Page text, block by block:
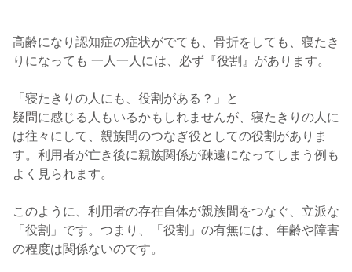
高齢になり認知症の症状がでても、骨折をしても、寝たき
りになっても 一人一人には、必ず『役割』があります。
「寝たきりの人にも、役割がある？」と
疑問に感じる人もいるかもしれませんが、寝たきりの人に
は往々にして、親族間のつなぎ役としての役割がありま
す。利用者が亡き後に親族関係が疎遠になってしまう例も
よく見られます。
このように、利用者の存在自体が親族間をつなぐ、立派な
「役割」です。つまり、「役割」の有無には、年齢や障害
の程度は関係ないのです。